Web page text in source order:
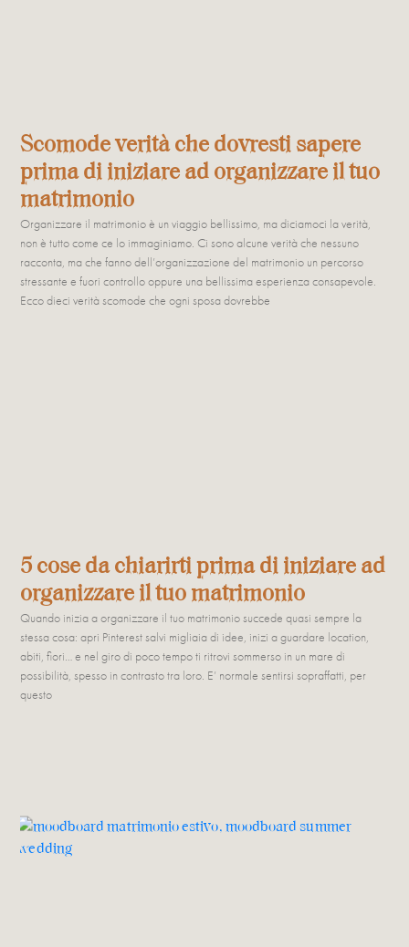
Scomode verità che dovresti sapere
prima di iniziare ad organizzare il tuo
matrimonio
Organizzare il matrimonio è un viaggio bellissimo, ma diciamoci la verità,
non è tutto come ce lo immaginiamo. Ci sono alcune verità che nessuno
racconta, ma che fanno dell’organizzazione del matrimonio un percorso
stressante e fuori controllo oppure una bellissima esperienza consapevole.
Ecco dieci verità scomode che ogni sposa dovrebbe
5 cose da chiarirti prima di iniziare ad
organizzare il tuo matrimonio
Quando inizia a organizzare il tuo matrimonio succede quasi sempre la
stessa cosa: apri Pinterest salvi migliaia di idee, inizi a guardare location,
abiti, fiori… e nel giro di poco tempo ti ritrovi sommerso in un mare di
possibilità, spesso in contrasto tra loro. E’ normale sentirsi sopraffatti, per
questo